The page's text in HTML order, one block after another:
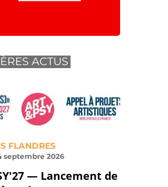
ACTUS
FLANDRES
septembre 2026
— Lancement de